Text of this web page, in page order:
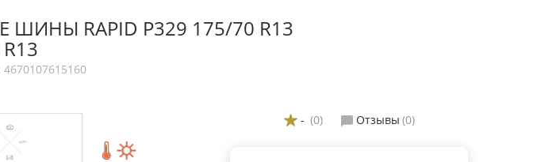
ШИНЫ RAPID P329 175/70 R13
- (0) Отзывы (0)